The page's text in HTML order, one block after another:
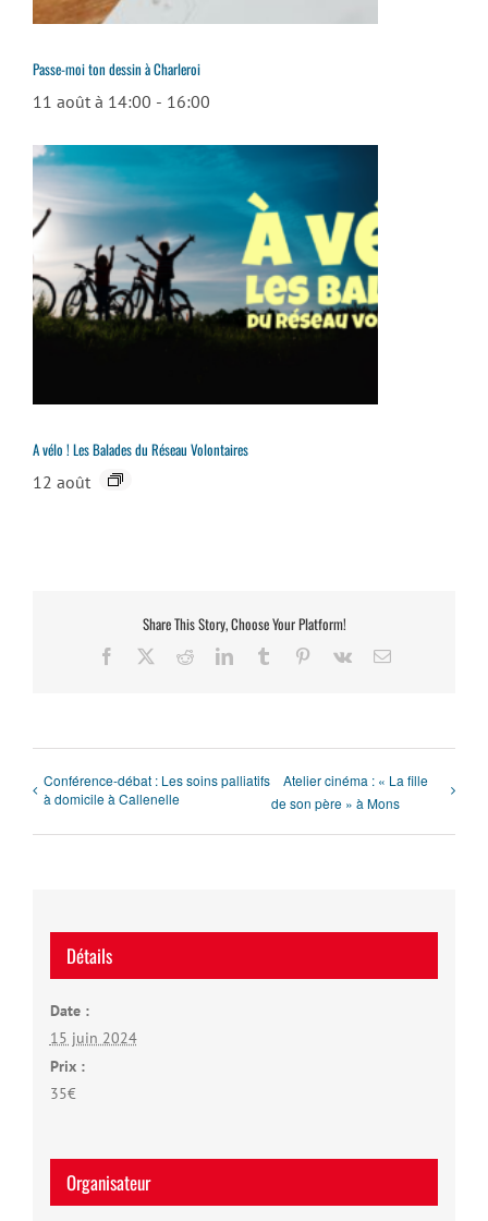
Passe-moi ton dessin à Charleroi
11 août à 14:00 - 16:00
A vélo ! Les Balades du Réseau Volontaires
12 août
Share This Story, Choose Your Platform!
Facebook RedditLinkedInTumblr Pinterest
Vk Email
Conférence-débat : Les soins palliatifs
à domicile à Callenelle
Atelier cinéma : « La fille
de son père » à Mons
Détails
Date :
15 juin 2024
Prix :
35€
Organisateur